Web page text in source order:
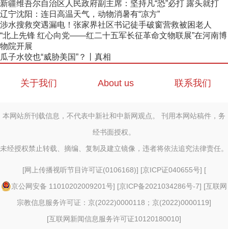
新疆维吾尔自治区人民政府副主席：坚持凡“恐”必打 露头就打
辽宁沈阳：连日高温天气，动物消暑有“凉方”
涉水搜救突遇漏电！张家界社区书记徒手破窗营救被困老人
“北上先锋 红心向党——红二十五军长征革命文物联展”在河南博
物院开展
瓜子水饺也“威胁美国”？丨真相
关于我们 About us 联系我们
本网站所刊载信息，不代表中新社和中新网观点。 刊用本网站稿件，务
经书面授权。
未经授权禁止转载、摘编、复制及建立镜像，违者将依法追究法律责任。
[网上传播视听节目许可证(0106168)] [京ICP证040655号] [
京公网安备 11010202009201号] [京ICP备2021034286号-7] [互联网
宗教信息服务许可证：京(2022)0000118；京(2022)0000119]
[互联网新闻信息服务许可证10120180010]